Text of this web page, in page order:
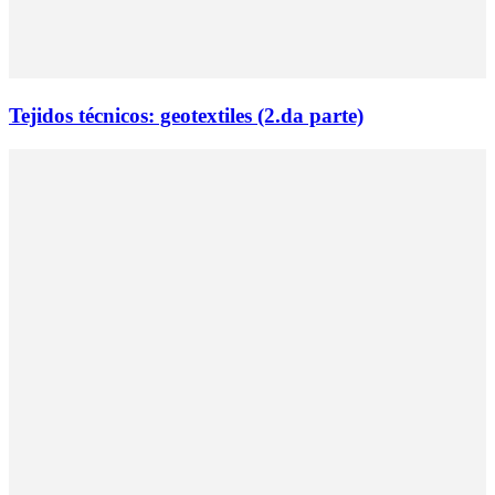
Tejidos técnicos: geotextiles (2.da parte)